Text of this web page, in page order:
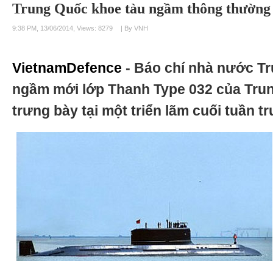
Trung Quốc khoe tàu ngầm thông
9:38 PM, 13/06/2014, Views: 8279 | By VNH
VietnamDefence - Báo chí nhà nước
ngầm mới lớp Thanh Type 032 của
trưng bày tại một triển lãm cuối tuần